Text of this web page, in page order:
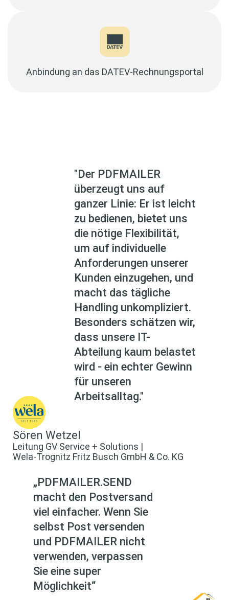
Anbindung an das DATEV-Rechnungsportal
Sören Wetzel
Leitung GV Service + Solutions |
Wela-Trognitz Fritz Busch GmbH & Co. KG
"Der PDFMAILER
überzeugt uns auf
ganzer Linie: Er ist leicht
zu bedienen, bietet uns
die nötige Flexibilität,
um auf individuelle
Anforderungen unserer
Kunden einzugehen, und
macht das tägliche
Handling unkompliziert.
Besonders schätzen wir,
dass unsere IT-
Abteilung kaum belastet
wird - ein echter Gewinn
für unseren
Arbeitsalltag."
„PDFMAILER.SEND
macht den Postversand
viel einfacher. Wenn Sie
selbst Post versenden
und PDFMAILER nicht
verwenden, verpassen
Sie eine super
Möglichkeit“